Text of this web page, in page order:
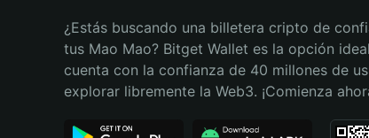
Português (Brasil)
Español (Argentina)
¿Estás buscando una billetera cripto de
tus Mao Mao? Bitget Wallet es la opción
cuenta con la confianza de 40 millones de
explorar libremente la Web3. ¡Comienza